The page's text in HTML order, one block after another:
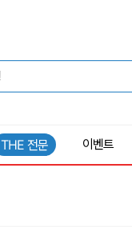
THE 전문 이벤트